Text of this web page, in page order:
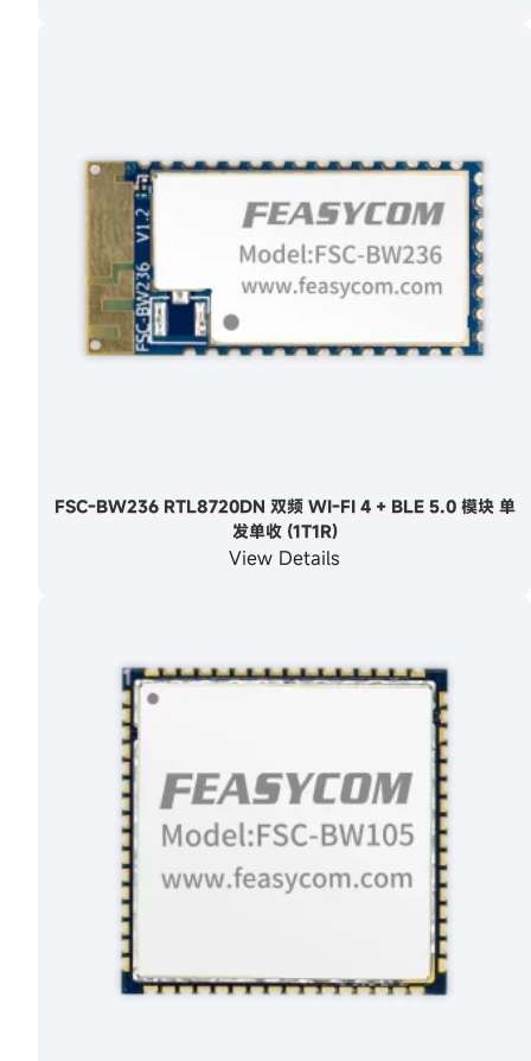
FSC-BW236 RTL8720DN 双频 WI-FI 4 + BLE 5.0 模块 单
发单收 (1T1R)
View Details